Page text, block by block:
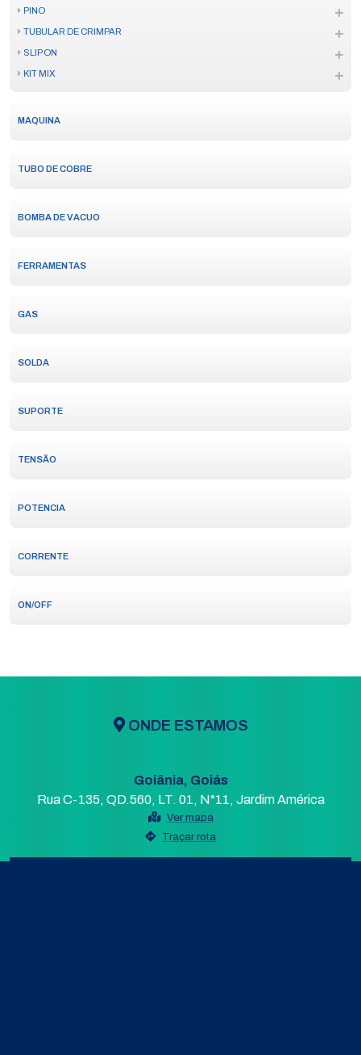
PINO
TUBULAR DE CRIMPAR
SLIP ON
KIT MIX
MAQUINA
TUBO DE COBRE
BOMBA DE VACUO
FERRAMENTAS
GAS
SOLDA
SUPORTE
TENSÃO
POTENCIA
CORRENTE
ON/OFF
ONDE ESTAMOS
Goiânia, Goiás
Rua C-135, QD.560, LT. 01, N°11, Jardim América
Ver mapa
Traçar rota